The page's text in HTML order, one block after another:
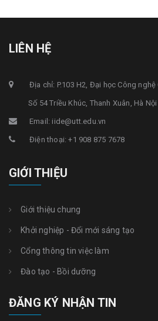
LIÊN HỆ
Địa chỉ: P.103 H2, Đại học Công
Số 54 Triều Khúc, Thanh Xuân, Hà Nội
Email: iide@utt.edu.vn
Điện thoại: +1 908 875 7678
GIỚI THIỆU
Giới thiệu chung
Khởi nghiệp - Đổi mới sáng tạo
Cổng thông tin việc làm
Đào tạo - Bồi dưỡng
ĐĂNG KÝ NHẬN TIN